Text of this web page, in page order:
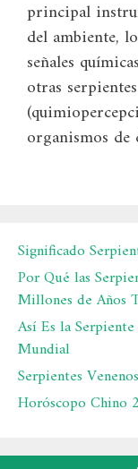
principal
del ambiente,
señales
otras
organismos
Significado
Por Qué las
Millones de Años
Así Es la
Mundial
Serpientes
Horóscopo Chino